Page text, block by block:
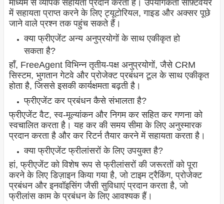
माध्यम से व्यापक सहायता प्रदान करता है। उपयोगकर्ता सॉफ़्टवेयर
में सहायता प्राप्त करने के लिए ट्यूटोरियल, गाइड और अक्सर पूछे
जाने वाले प्रश्न तक पहुंच सकते हैं।
क्या फ्रीएजेंट अन्य अनुप्रयोगों के साथ एकीकृत हो
सकता है?
हाँ, FreeAgent विभिन्न तृतीय-पक्ष अनुप्रयोगों, जैसे CRM
सिस्टम, भुगतान गेटवे और प्रोजेक्ट प्रबंधन टूल के साथ एकीकृत
होता है, जिससे इसकी कार्यक्षमता बढ़ती है।
फ्रीएजेंट कर प्रबंधन कैसे संभालता है?
फ्रीएजेंट वैट, स्व-मूल्यांकन और निगम कर सहित कर गणना को
स्वचालित करता है। यह कर की समय सीमा के लिए अनुस्मारक
प्रदान करता है और कर रिटर्न तैयार करने में सहायता करता है।
क्या फ्रीएजेंट फ्रीलांसरों के लिए उपयुक्त है?
हां, फ्रीएजेंट को विशेष रूप से फ्रीलांसरों की जरूरतों को पूरा
करने के लिए डिज़ाइन किया गया है, जो टाइम ट्रैकिंग, प्रोजेक्ट
प्रबंधन और इनवॉइसिंग जैसी सुविधाएं प्रदान करता है, जो
फ्रीलांस काम के प्रबंधन के लिए आवश्यक हैं।